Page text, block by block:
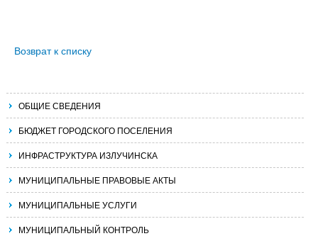
Возврат к списку
ОБЩИЕ СВЕДЕНИЯ
БЮДЖЕТ ГОРОДСКОГО ПОСЕЛЕНИЯ
ИНФРАСТРУКТУРА ИЗЛУЧИНСКА
МУНИЦИПАЛЬНЫЕ ПРАВОВЫЕ АКТЫ
МУНИЦИПАЛЬНЫЕ УСЛУГИ
МУНИЦИПАЛЬНЫЙ КОНТРОЛЬ